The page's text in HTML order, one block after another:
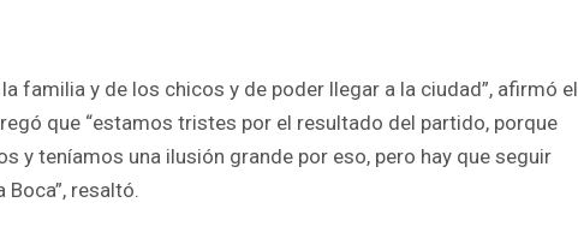
familia y de los chicos y de poder llegar a la ciudad”, afirmó el
que “estamos tristes por el resultado del partido, porque
y teníamos una ilusión grande por eso, pero hay que seguir
resaltó.